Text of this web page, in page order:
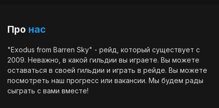
Про нас
"Exodus from Barren Sky" - рейд, который существует с
2009. Неважно, в какой гильдии вы играете. Вы можете
оставаться в своей гильдии и играть в рейде. Вы можете
посмотреть наш прогресс или вакансии. Мы будем рады
сыграть с вами вместе!